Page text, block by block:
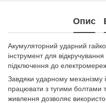
Опис
Акумуляторний ударний
інструмент для
підключення до
Завдяки ударному механізму
працювати з тугими болтами
живлення дозволяє